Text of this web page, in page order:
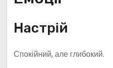
Настрій
Спокійний, але глибокий.